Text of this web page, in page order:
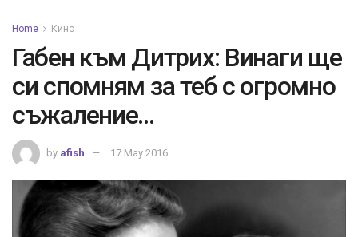
Home Кино
Габен към Дитрих: Винаги ще
си спомням за теб с огромно
съжаление…
by afish 17 May 2016